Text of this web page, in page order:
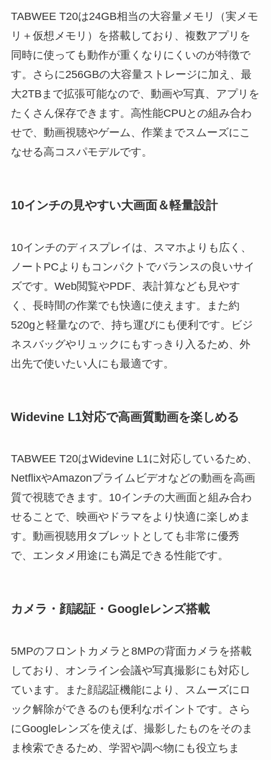
TABWEE T20は24GB相当の大容量メモリ（実メモ
リ＋仮想メモリ）を搭載しており、複数アプリを
同時に使っても動作が重くなりにくいのが特徴で
す。さらに256GBの大容量ストレージに加え、最
大2TBまで拡張可能なので、動画や写真、アプリを
たくさん保存できます。高性能CPUとの組み合わ
せで、動画視聴やゲーム、作業までスムーズにこ
なせる高コスパモデルです。
10インチの見やすい大画面＆軽量設計
10インチのディスプレイは、スマホよりも広く、
ノートPCよりもコンパクトでバランスの良いサイ
ズです。Web閲覧やPDF、表計算なども見やす
く、長時間の作業でも快適に使えます。また約
520gと軽量なので、持ち運びにも便利です。ビジ
ネスバッグやリュックにもすっきり入るため、外
出先で使いたい人にも最適です。
Widevine L1対応で高画質動画を楽しめる
TABWEE T20はWidevine L1に対応しているため、
NetflixやAmazonプライムビデオなどの動画を高画
質で視聴できます。10インチの大画面と組み合わ
せることで、映画やドラマをより快適に楽しめま
す。動画視聴用タブレットとしても非常に優秀
で、エンタメ用途にも満足できる性能です。
カメラ・顔認証・Googleレンズ搭載
5MPのフロントカメラと8MPの背面カメラを搭載
しており、オンライン会議や写真撮影にも対応し
ています。また顔認証機能により、スムーズにロ
ック解除ができるのも便利なポイントです。さら
にGoogleレンズを使えば、撮影したものをそのま
ま検索できるため、学習や調べ物にも役立ちま